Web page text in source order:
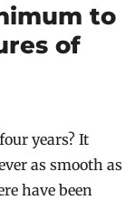
to
of
years? It
as smooth as
have been